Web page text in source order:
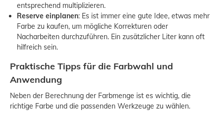
entsprechend multiplizieren.
Reserve einplanen: Es ist immer eine gute Idee, etwas mehr
Farbe zu kaufen, um mögliche Korrekturen oder
Nacharbeiten durchzuführen. Ein zusätzlicher Liter kann oft
hilfreich sein.
Praktische Tipps für die Farbwahl und
Anwendung
Neben der Berechnung der Farbmenge ist es wichtig, die
richtige Farbe und die passenden Werkzeuge zu wählen.